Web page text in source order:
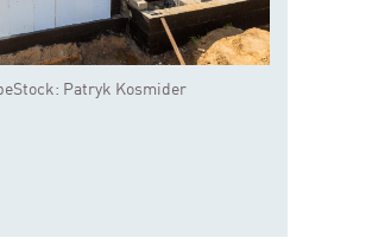
Patryk Kosmider